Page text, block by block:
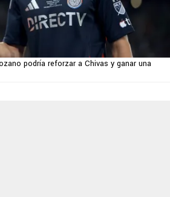
podría reforzar a Chivas y ganar una